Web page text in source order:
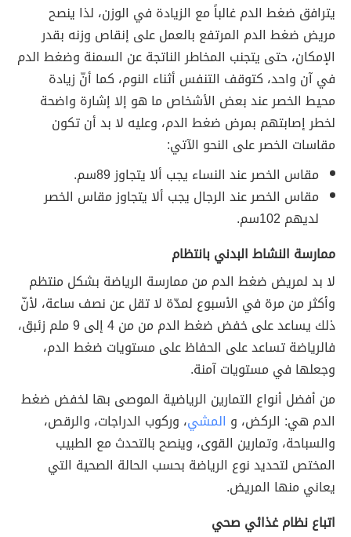
يترافق ضغط الدم غالباً مع الزيادة في الوزن، لذا ينصح
مريض ضغط الدم المرتفع بالعمل على إنقاص وزنه بقدر
الإمكان، حتى يتجنب المخاطر الناتجة عن السمنة وضغط الدم
في آن واحد، كتوقف التنفس أثناء النوم، كما أنّ زيادة
محيط الخصر عند بعض الأشخاص ما هو إلا إشارة واضحة
لخطر إصابتهم بمرض ضغط الدم، وعليه لا بد أن تكون
مقاسات الخصر على النحو الآتي:
مقاس الخصر عند النساء يجب ألا يتجاوز 89سم.
مقاس الخصر عند الرجال يجب ألا يتجاوز مقاس الخصر
لديهم 102سم.
ممارسة النشاط البدني بانتظام
لا بد لمريض ضغط الدم من ممارسة الرياضة بشكل منتظم
وأكثر من مرة في الأسبوع لمدّة لا تقل عن نصف ساعة، لأنّ
ذلك يساعد على خفض ضغط الدم من من 4 إلى 9 ملم زئبق،
فالرياضة تساعد على الحفاظ على مستويات ضغط الدم،
وجعلها في مستويات آمنة.
من أفضل أنواع التمارين الرياضية الموصى بها لخفض ضغط
الدم هي: الركض، و المشي، وركوب الدراجات، والرقص،
والسباحة، وتمارين القوى، وينصح بالتحدث مع الطبيب
المختص لتحديد نوع الرياضة بحسب الحالة الصحية التي
يعاني منها المريض.
اتباع نظام غذائي صحي